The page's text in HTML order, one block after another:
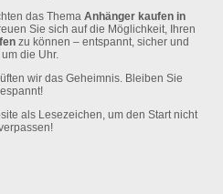
das Thema Anhänger kaufen in
Sie sich auf die Möglichkeit, Ihren
zu können – entspannt, sicher und
die Uhr.
wir das Geheimnis. Bleiben Sie
als Lesezeichen, um den Start nicht